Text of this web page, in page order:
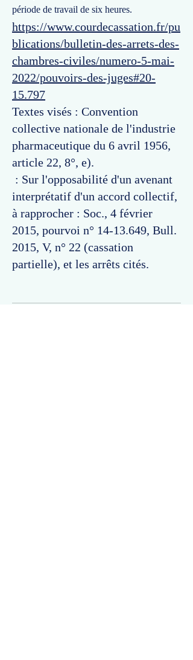
période de travail de six heures.
https://www.courdecassation.fr/pu
blications/bulletin-des-arrets-des-
chambres-civiles/numero-5-mai-
2022/pouvoirs-des-juges#20-
15.797
Textes visés : Convention
collective nationale de l'industrie
pharmaceutique du 6 avril 1956,
article 22, 8°, e).
: Sur l'opposabilité d'un avenant
interprétatif d'un accord collectif,
à rapprocher : Soc., 4 février
2015, pourvoi n° 14-13.649, Bull.
2015, V, n° 22 (cassation
partielle), et les arrêts cités.